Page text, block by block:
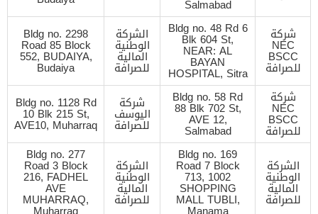
Salmabad
شركة
NEC
BSCC
للصرافة
Bldg no. 48 Rd 6
Blk 604 St,
NEAR: AL
BAYAN
HOSPITAL, Sitra
الشركة
الوطنية
المالية
للصرافة
Bldg no. 2298
Road 85 Block
552, BUDAIYA,
Budaiya
شركة
NEC
BSCC
للصرافة
Bldg no. 58 Rd
88 Blk 702 St,
AVE 12,
Salmabad
شركة
اليوسف
للصرافة
Bldg no. 1128 Rd
10 Blk 215 St,
AVE10, Muharraq
الشركة
الوطنية
المالية
للصرافة
Bldg no. 169
Road 7 Block
713, 1002
SHOPPING
MALL TUBLI,
الشركة
الوطنية
المالية
للصرافة
Bldg no. 277
Road 3 Block
216, FADHEL
AVE
MUHARRAQ,